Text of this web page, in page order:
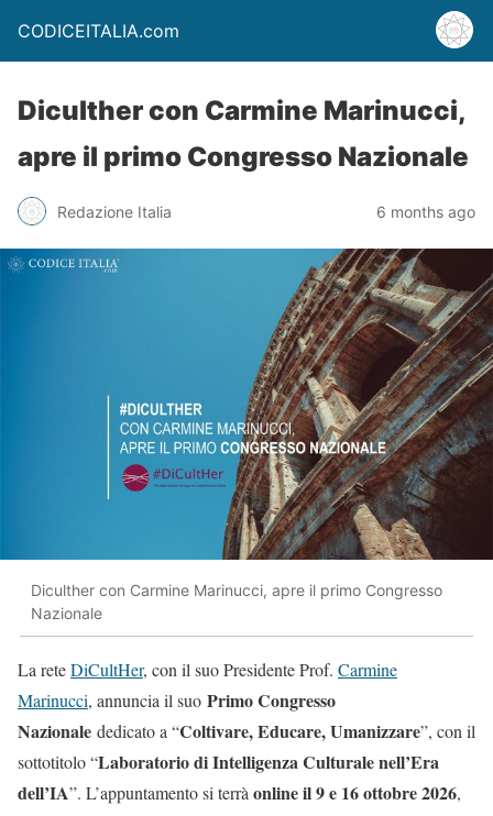
CODICEITALIA.com
Diculther con Carmine Marinucci,
apre il primo Congresso Nazionale
Redazione Italia 6 months ago
Diculther con Carmine Marinucci, apre il primo Congresso
Nazionale
La reteDiCultHer, con il suo Presidente Prof. Carmine
Marinucci, annuncia il suo Primo Congresso
Nazionale dedicato a “Coltivare, Educare, Umanizzare”, con il
sottotitolo “Laboratorio di Intelligenza Culturale nell’Era
dell’IA”. L’appuntamento si terràonline il 9 e 16 ottobre 2026,